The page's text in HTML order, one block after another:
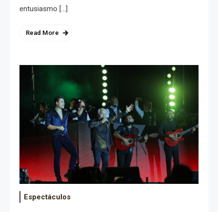
entusiasmo […]
Read More
Espectáculos